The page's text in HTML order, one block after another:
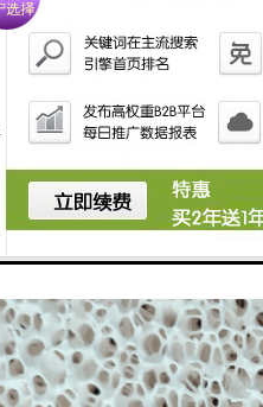
么手段都很难替代挡渣棉